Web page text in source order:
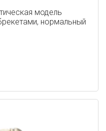
модель
нормальный